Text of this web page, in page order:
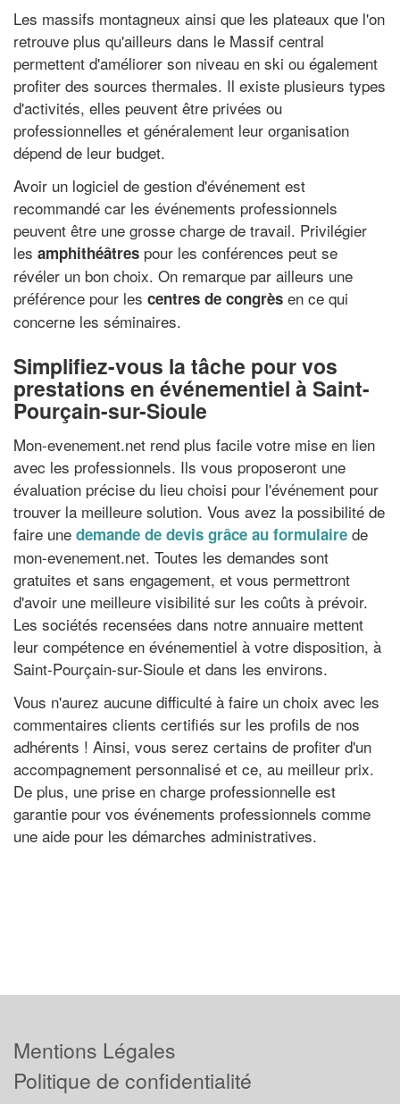
Les massifs montagneux ainsi que les plateaux que l'on
retrouve plus qu'ailleurs dans le Massif central
permettent d'améliorer son niveau en ski ou également
profiter des sources thermales. Il existe plusieurs types
d'activités, elles peuvent être privées ou
professionnelles et généralement leur organisation
dépend de leur budget.
Avoir un logiciel de gestion d'événement est
recommandé car les événements professionnels
peuvent être une grosse charge de travail. Privilégier
les amphithéâtres pour les conférences peut se
révéler un bon choix. On remarque par ailleurs une
préférence pour les centres de congrès en ce qui
concerne les séminaires.
Simplifiez-vous la tâche pour vos
prestations en événementiel à Saint-
Pourçain-sur-Sioule
Mon-evenement.net rend plus facile votre mise en lien
avec les professionnels. Ils vous proposeront une
évaluation précise du lieu choisi pour l'événement pour
trouver la meilleure solution. Vous avez la possibilité de
faire une demande de devis grâce au formulaire de
mon-evenement.net. Toutes les demandes sont
gratuites et sans engagement, et vous permettront
d'avoir une meilleure visibilité sur les coûts à prévoir.
Les sociétés recensées dans notre annuaire mettent
leur compétence en événementiel à votre disposition, à
Saint-Pourçain-sur-Sioule et dans les environs.
Vous n'aurez aucune difficulté à faire un choix avec les
commentaires clients certifiés sur les profils de nos
adhérents ! Ainsi, vous serez certains de profiter d'un
accompagnement personnalisé et ce, au meilleur prix.
De plus, une prise en charge professionnelle est
garantie pour vos événements professionnels comme
une aide pour les démarches administratives.
Mentions Légales
Politique de confidentialité